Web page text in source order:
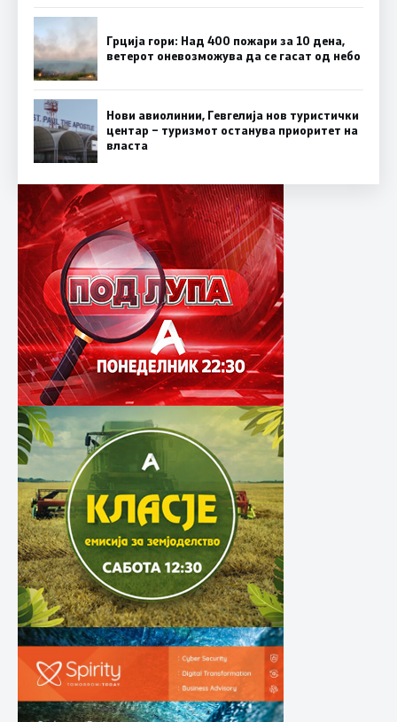
Грција гори: Над 400 пожари за 10 дена,
ветерот оневозможува да се гасат од небо
Нови авиолинии, Гевгелија нов туристички
центар – туризмот останува приоритет на
власта